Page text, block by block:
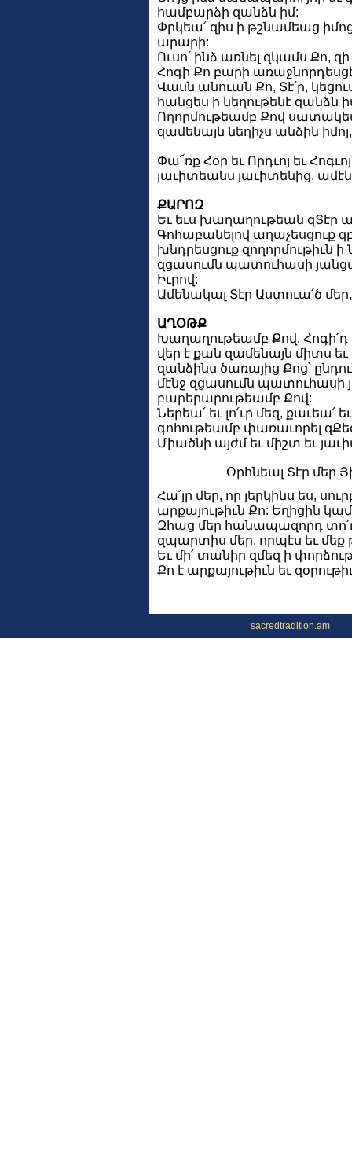
համբարձի զանձն իմ:
Փրկեա՛ զիս ի թշնամեաց
արարի:
Ուսո՛ ինձ առնել զկամս Քո,
Հոգի Քո բարի առաջնորդեսցէ
Վասն անուան Քո, Տէ՛ր,
հանցես ի նեղութենէ զանձն
Ողորմութեամբ Քով
զամենայն նեղիչս անձին
Փա՜ռք Հօր եւ Որդւոյ եւ
յաւիտեանս յաւիտենից.
ՔԱՐՈԶ
Եւ եւս խաղաղութեան զՏէր
Գոհաբանելով աղաչեսցուք
խնդրեսցուք զողորմութիւն ի
զցասումն պատուհասի
Իւրով:
Ամենակալ Տէր Աստուա՛ծ մեր,
ԱՂՕԹՔ
Խաղաղութեամբ Քով,
վեր է քան զամենայն միտս
զանձինս ծառայից Քոց՝
մէնջ զցասումն պատուհասի
բարերարութեամբ Քով:
Ներեա՛ եւ լո՛ւր մեզ, քաւեա՛
գոհութեամբ փառաւորել
Միածնի այժմ եւ միշտ եւ
Օրհնեալ Տէր մեր
Հա՛յր մեր, որ յերկինս ես,
արքայութիւն Քո: Եղիցին
Զհաց մեր հանապազորդ
զպարտիս մեր, որպէս եւ
Եւ մի՛ տանիր զմեզ ի
Քո է արքայութիւն եւ
sacredtradition.am